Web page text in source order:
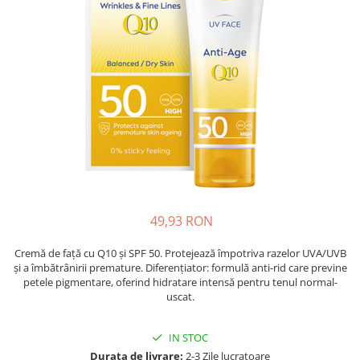
Piele, păr & unghii
Tranzit intestinal
Colesterol & tensiune
Sănătatea copiilor
Performanta sportiva
Îngrijirea Tenului
Geluri de curățare
Îngrijirea Corpului
Creme de corp
Curcumin (Turmeric)
Ginkgo biloba
Ginseng
Zinc Bisglicinat
49,93 RON
Cremă de față cu Q10 și SPF 50. Protejează împotriva razelor UVA/UVB
și a îmbătrânirii premature. Diferențiator: formulă anti-rid care previne
petele pigmentare, oferind hidratare intensă pentru tenul normal-
uscat.
IN STOC
Durata de livrare: 2-3 Zile lucratoare